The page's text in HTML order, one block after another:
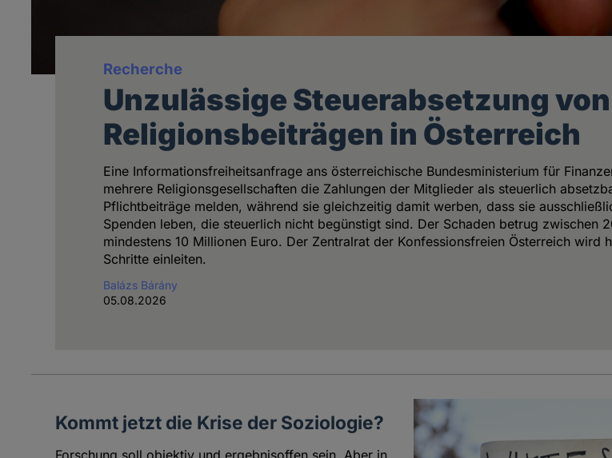
Recherche
Unzulässige Steuerabsetzung von
Religionsbeiträgen in Österreich
Eine Informationsfreiheitsanfrage ans österreichische Bundesministerium für
mehrere Religionsgesellschaften die Zahlungen der Mitglieder als steuerlich
Pflichtbeiträge melden, während sie gleichzeitig damit werben, dass sie
Spenden leben, die steuerlich nicht begünstigt sind. Der Schaden betrug zwischen
mindestens 10 Millionen Euro. Der Zentralrat der Konfessionsfreien Österreich wird
Schritte einleiten.
Balázs Bárány
05.08.2026
Kommt jetzt die Krise der Soziologie?
Forschung soll objektiv und ergebnisoffen sein. Aber in